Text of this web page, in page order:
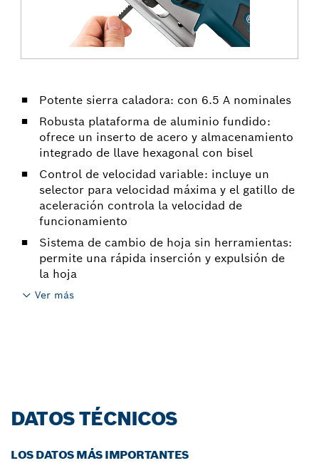
Potente sierra caladora: con 6.5 A nominales
Robusta plataforma de aluminio fundido:
ofrece un inserto de acero y almacenamiento
integrado de llave hexagonal con bisel
Control de velocidad variable: incluye un
selector para velocidad máxima y el gatillo de
aceleración controla la velocidad de
funcionamiento
Sistema de cambio de hoja sin herramientas:
permite una rápida inserción y expulsión de
la hoja
Ver más
DATOS TÉCNICOS
LOS DATOS MÁS IMPORTANTES